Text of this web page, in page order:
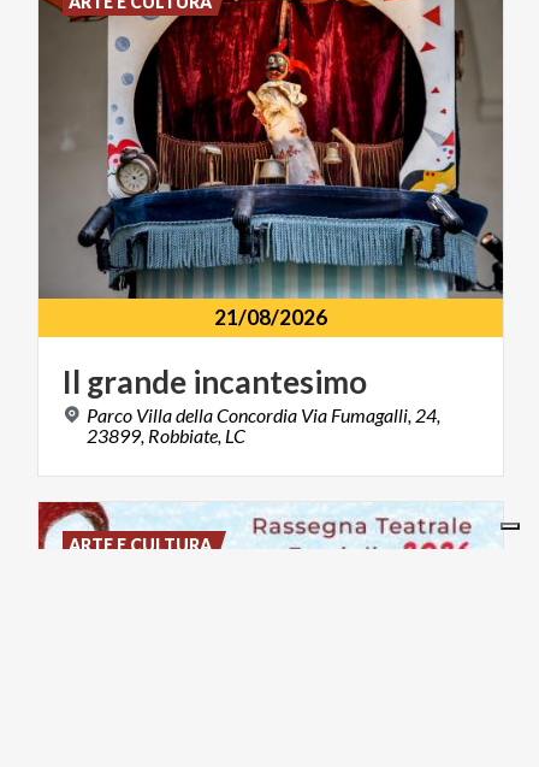
21/08/2026
Il grande incantesimo
Parco Villa della Concordia Via Fumagalli, 24,
23899, Robbiate, LC
ARTE E CULTURA